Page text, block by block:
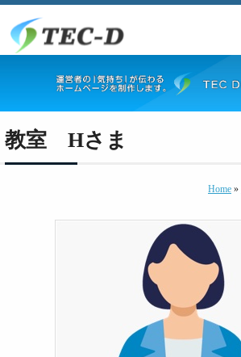
教室 Hさま
Home »